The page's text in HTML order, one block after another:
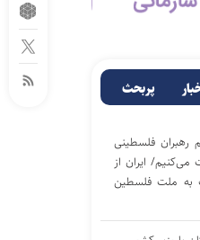
پربحث
رهبران فلسطینی
می‌کنیم/ ایران از
به ملت فلسطین